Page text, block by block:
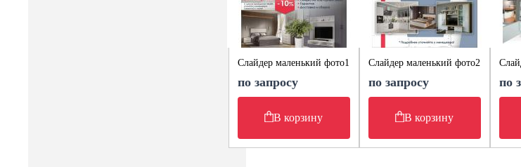
Слайдер маленький фото1
по запросу
В корзину
Слайдер маленький фото2
по запросу
В корзину
по